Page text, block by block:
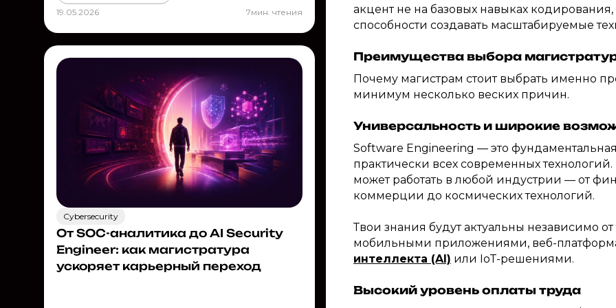
19.05.2026 7мин. чтения
Cybersecurity
От SOC-аналитика до AI Security
Engineer: как магистратура
ускоряет карьерный переход
акцент не на базовых навыках
способности создавать масштабируемые
Преимущества выбора
Почему магистрам стоит выбрать именно
минимум несколько веских причин.
Универсальность и широкие
Software Engineering — это
практически всех современных
может работать в любой индустрии — от
коммерции до космических технологий.
Твои знания будут актуальны независимо
мобильными приложениями, веб-
интеллекта (AI) или IoT-решениями.
Высокий уровень оплаты труда